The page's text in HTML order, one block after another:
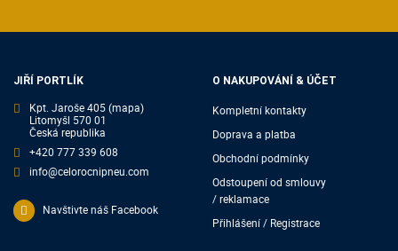
JIŘÍ PORTLÍK
Kpt. Jaroše 405(mapa)
Litomyšl 570 01
Česká republika
+420 777 339 608
info@celorocnipneu.com
Navštivte náš Facebook
O NAKUPOVÁNÍ & ÚČET
Kompletní kontakty
Doprava a platba
Obchodní podmínky
Odstoupení od smlouvy
/ reklamace
Přihlášení / Registrace